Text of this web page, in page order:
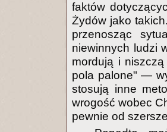
faktów
Żydów jako
przenosząc
niewinnych ludzi
mordują i
pola palone" —
stosują inne
wrogość wobec
pewnie od